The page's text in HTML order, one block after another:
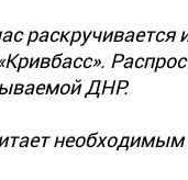
ДНР.
необходимым